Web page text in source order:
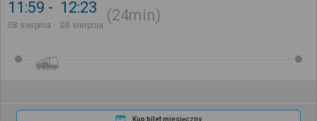
11:59
08 sierpnia
12:23
08 sierpnia
24min
Kup bilet miesięczny